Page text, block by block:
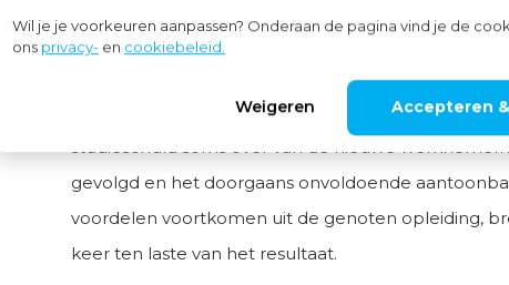
Wil je je voorkeuren aanpassen? Onderaan de pagina vind je de
ons privacy- en cookiebeleid.
Weigeren Accepteren
In dienst met een studieschuld
Het komt ook voor dat een werkgever iemand in
studieschuld. Op een krappe arbeidsmarkt neemt
gevolgd en het doorgaans onvoldoende
voordelen voortkomen uit de genoten opleiding,
keer ten laste van het resultaat.